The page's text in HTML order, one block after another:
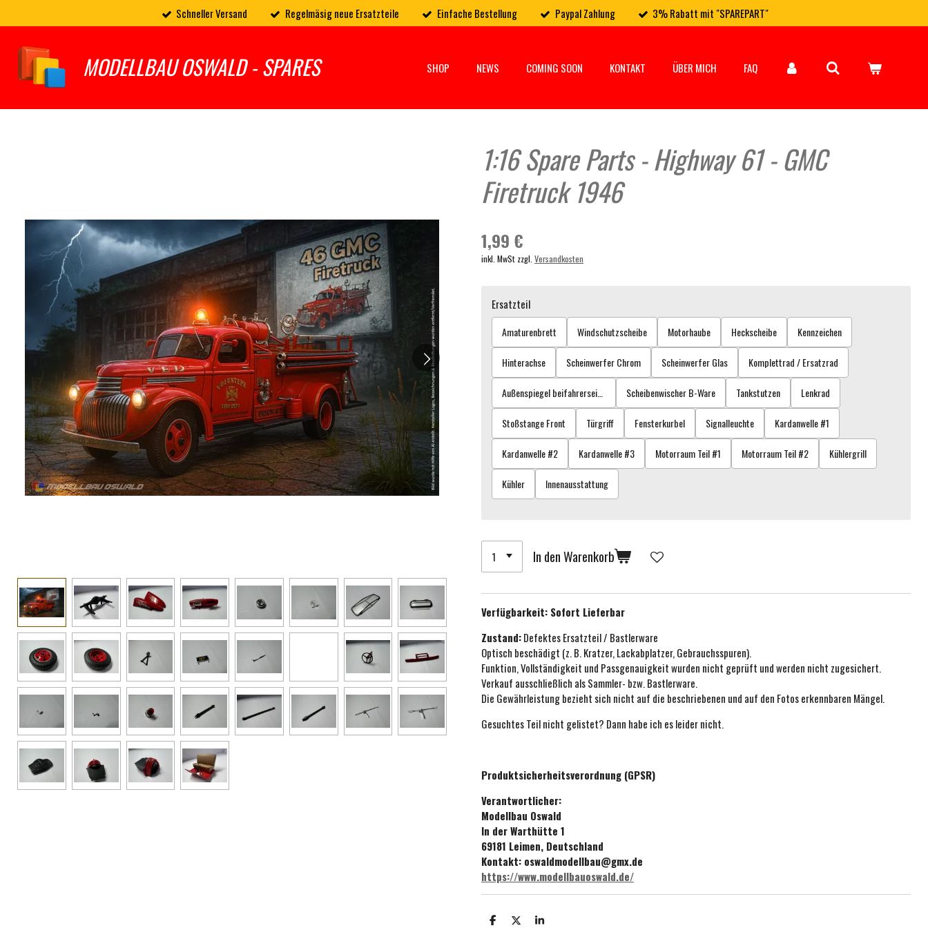
Hauptinhalt
springen
Schneller Versand Regelmäsig neue Ersatzteile Einfache Bestellung Paypal Zahlung 3% Rabatt mit "SPAREPART"
MODELLBAU OSWALD - SPARES SHOP NEWS COMING SOON KONTAKT ÜBER MICH FAQ
1:16 Spare Parts - Highway 61 - GMC
Firetruck 1946
1,99 €
inkl. MwSt zzgl. Versandkosten
Ersatzteil
Amaturenbrett Windschutzscheibe Motorhaube Heckscheibe Kennzeichen
Hinterachse Scheinwerfer Chrom Scheinwerfer Glas Komplettrad / Ersatzrad
Außenspiegel beifahrerseite B-Ware Scheibenwischer B-Ware Tankstutzen Lenkrad
Stoßstange Front Türgriff Fensterkurbel Signalleuchte Kardanwelle #1
Kardanwelle #2 Kardanwelle #3 Motorraum Teil #1 Motorraum Teil #2 Kühlergrill
Kühler Innenausstattung
In den Warenkorb
Verfügbarkeit: Sofort Lieferbar
Zustand:Defektes Ersatzteil / Bastlerware
Optisch beschädigt (z. B. Kratzer, Lackabplatzer, Gebrauchsspuren).
Funktion, Vollständigkeit und Passgenauigkeit wurden nicht geprüft und werden nicht zugesichert.
Verkauf ausschließlich als Sammler- bzw. Bastlerware.
Die Gewährleistung bezieht sich nicht auf die beschriebenen und auf den Fotos erkennbaren Mängel.
Gesuchtes Teil nicht gelistet? Dann habe ich es leider nicht.
Produktsicherheitsverordnung (GPSR)
Verantwortlicher:
Modellbau Oswald
In der Warthütte 1
69181 Leimen, Deutschland
Kontakt: oswaldmodellbau@gmx.de
https://www.modellbauoswald.de/
T T T